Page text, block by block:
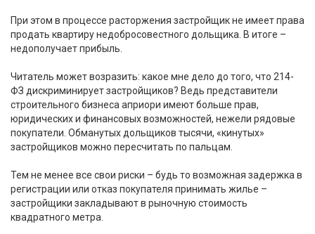
При этом в процессе расторжения застройщик не имеет права
продать квартиру недобросовестного дольщика. В итоге –
недополучает прибыль.
Читатель может возразить: какое мне дело до того, что 214-
ФЗ дискриминирует застройщиков? Ведь представители
строительного бизнеса априори имеют больше прав,
юридических и финансовых возможностей, нежели рядовые
покупатели. Обманутых дольщиков тысячи, «кинутых»
застройщиков можно пересчитать по пальцам.
Тем не менее все свои риски – будь то возможная задержка в
регистрации или отказ покупателя принимать жилье –
застройщики закладывают в рыночную стоимость
квадратного метра.